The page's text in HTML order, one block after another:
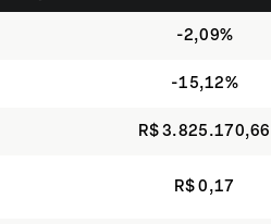
-2,09%
-15,12%
R$ 3.825.170,66
R$ 0,17